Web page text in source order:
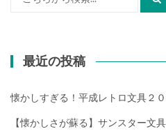
最近の投稿
懐かしすぎる！平成レトロ文具２
【懐かしさが蘇る】サンスター文